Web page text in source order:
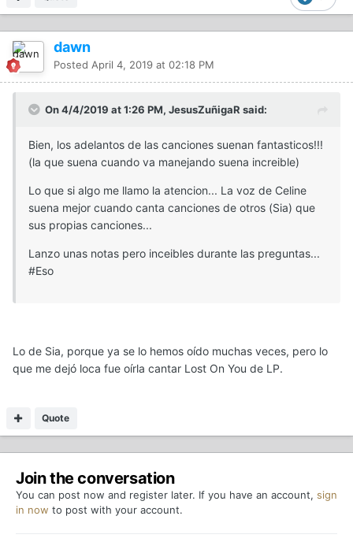
dawn
Posted April 4, 2019 at 02:18 PM
On 4/4/2019 at 1:26 PM, JesusZuñigaR said:
Bien, los adelantos de las canciones suenan fantasticos!!!
(la que suena cuando va manejando suena increible)
Lo que si algo me llamo la atencion... La voz de Celine
suena mejor cuando canta canciones de otros (Sia) que
sus propias canciones...
Lanzo unas notas pero inceibles durante las preguntas...
#Eso
Lo de Sia, porque ya se lo hemos oído muchas veces, pero lo
que me dejó loca fue oírla cantar Lost On You de LP.
Quote
Join the conversation
You can post now and register later. If you have an account, sign
in now to post with your account.